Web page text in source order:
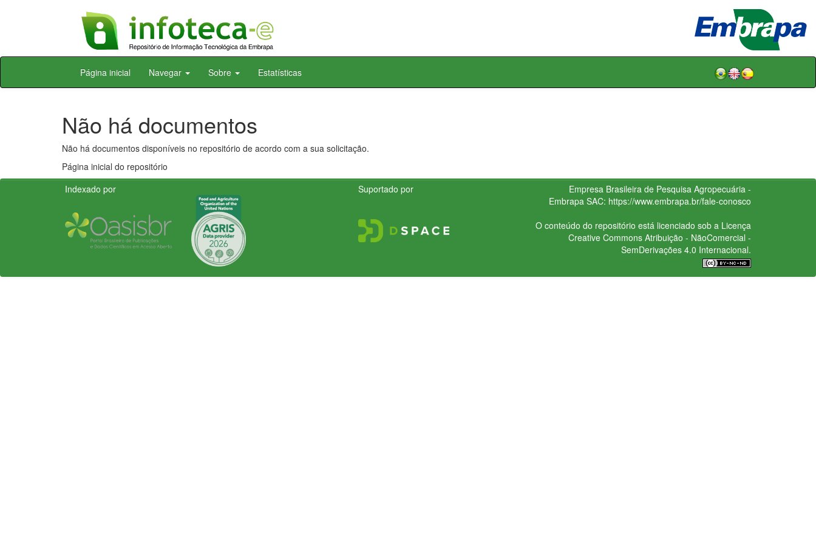
Skip
Página inicial Navegar Sobre Estatísticas
Não há documentos
Não há documentos disponíveis no repositório de acordo com a sua solicitação.
Página inicial do repositório
Indexado por
Suportado por
Empresa Brasileira de Pesquisa Agropecuária -
Embrapa SAC: https://www.embrapa.br/fale-conosco
O conteúdo do repositório está licenciado sob a Licença
Creative CommonsAtribuição - NãoComercial -
SemDerivações 4.0 Internacional.